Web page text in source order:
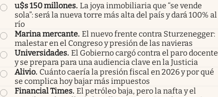
u$s 150 millones. La joya inmobiliaria que “se vende
sola”: será la nueva torre más alta del país y dará 100% al
río
Marina mercante. El nuevo frente contra Sturzenegger:
malestar en el Congreso y presión de las navieras
Universidades. El Gobierno cargó contra el paro docente
y se prepara para una audiencia clave en la Justicia
Alivio. Cuánto caería la presión fiscal en 2026 y por qué
se complica hoy bajar más impuestos
Financial Times. El petróleo baja, pero la nafta y el